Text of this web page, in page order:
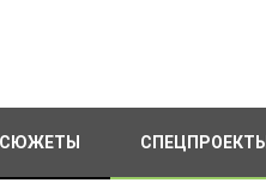
СЮЖЕТЫ СПЕЦПРОЕКТЫ